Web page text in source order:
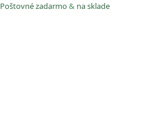
Poštovné zadarmo& na sklade